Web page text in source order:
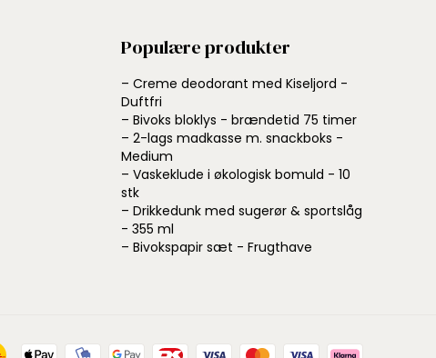
Populære produkter
– Creme deodorant med Kiseljord -
Duftfri
– Bivoks bloklys - brændetid 75 timer
– 2-lags madkasse m. snackboks -
Medium
– Vaskeklude i økologisk bomuld - 10
stk
– Drikkedunk med sugerør & sportslåg
- 355 ml
– Bivokspapir sæt - Frugthave